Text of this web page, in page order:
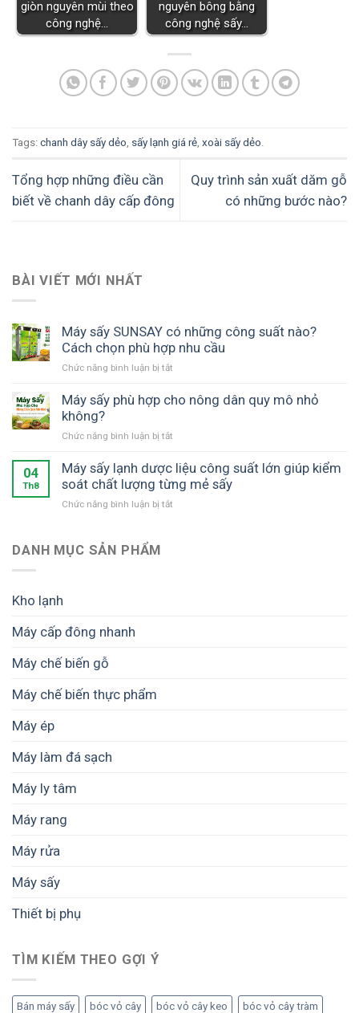
giòn nguyên mùi theo
công nghệ…
nguyên bông bằng
công nghệ sấy…
Tags: chanh dây sấy dẻo, sấy lạnh giá rẻ, xoài sấy dẻo.
Tổng hợp những điều cần
biết về chanh dây cấp đông
Quy trình sản xuất dăm gỗ
có những bước nào?
BÀI VIẾT MỚI NHẤT
Máy sấy SUNSAY có những công suất nào?
Cách chọn phù hợp nhu cầu
Chức năng bình luận bị tắt
sấy
suất
nào?
Máy sấy phù hợp cho nông dân quy mô nhỏ
không?
Chức năng bình luận bị tắt
sấy
phù
hợp
04
Th8
Máy sấy lạnh dược liệu công suất lớn giúp kiểm
soát chất lượng từng mẻ sấy
Chức năng bình luận bị tắt
DANH MỤC SẢN PHẨM
Kho lạnh
Máy cấp đông nhanh
Máy chế biến gỗ
Máy chế biến thực phẩm
Máy ép
Máy làm đá sạch
Máy ly tâm
Máy rang
Máy rửa
Máy sấy
Thiết bị phụ
TÌM KIẾM THEO GỢI Ý
Bán máy sấy bóc vỏ cây bóc vỏ cây keo bóc vỏ cây tràm